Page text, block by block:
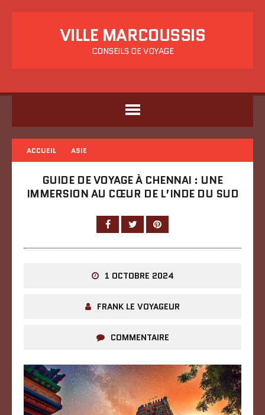
VILLE MARCOUSSIS
CONSEILS DE VOYAGE
ACCUEIL ASIE
GUIDE DE VOYAGE À CHENNAI : UNE
IMMERSION AU CŒUR DE L’INDE DU SUD
1 OCTOBRE 2024
FRANK LE VOYAGEUR
COMMENTAIRE